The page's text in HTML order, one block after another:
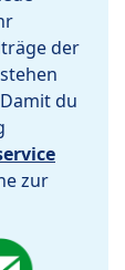
der
du
zur